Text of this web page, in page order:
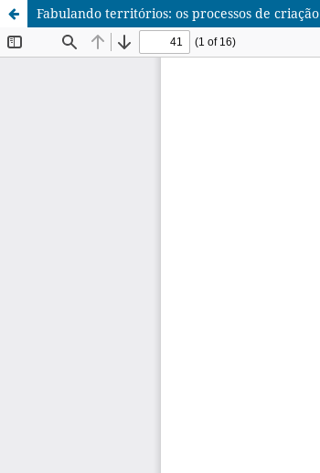
Fabulando territórios: os processos de